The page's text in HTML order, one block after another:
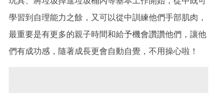
學習到自理能力之餘，又可以從中訓練他們手部肌肉，
最重要是有更多的親子時間和給予機會讚讚他們，讓他
們有成功感，隨著成長更會自動自覺，不用操心啦！